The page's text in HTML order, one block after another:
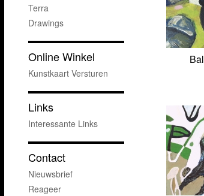
Terra
Drawings
Online Winkel
Kunstkaart Versturen
Links
Interessante Links
Contact
Nieuwsbrief
Reageer